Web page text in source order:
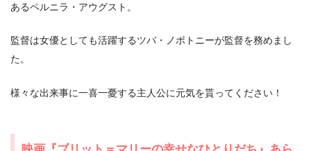
あるペルニラ・アウグスト。
監督は女優としても活躍するツバ・ノボトニーが監督を務めまし
た。
様々な出来事に一喜一憂する主人公に元気を貰ってください！